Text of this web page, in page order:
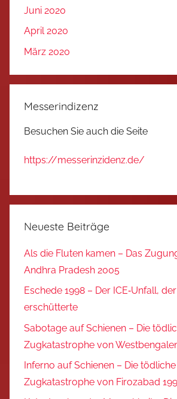
Juni 2020
April 2020
März 2020
Messerindizenz
Besuchen Sie auch die Seite
https://messerinzidenz.de/
Neueste Beiträge
Als die Fluten kamen – Das
Andhra Pradesh 2005
Eschede 1998 – Der ICE‑Unfall,
erschütterte
Sabotage auf Schienen – Die
Zugkatastrophe von
Inferno auf Schienen – Die tödliche
Zugkatastrophe von Firozabad